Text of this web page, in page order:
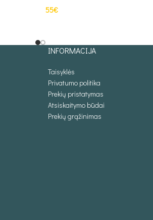
55€
INFORMACIJA
Taisyklės
Privatumo politika
Prekių pristatymas
Atsiskaitymo būdai
Prekių grąžinimas